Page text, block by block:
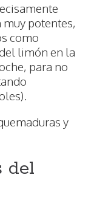
potentes,
como
limón en la
para no
y
del